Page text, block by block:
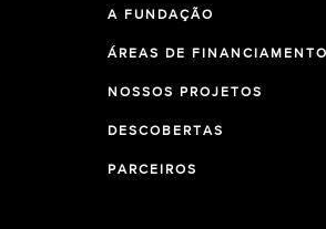
A FUNDAÇÃO
ÁREAS DE FINANCIAMENTO
NOSSOS PROJETOS
DESCOBERTAS
PARCEIROS